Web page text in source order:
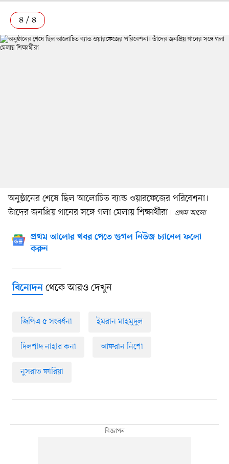
৪ / ৪
অনুষ্ঠানের শেষে ছিল আলোচিত ব্যান্ড ওয়ারফেজের পরিবেশনা।
তাঁদের জনপ্রিয় গানের সঙ্গে গলা মেলায় শিক্ষার্থীরা
প্রথম আলো
প্রথম আলোর খবর পেতে গুগল নিউজ চ্যানেল ফলো
করুন
বিনোদনথেকে আরও দেখুন
জিপিএ ৫ সংবর্ধনা ইমরান মাহমুদুল
দিলশাদ নাহার কনা আফরান নিশো
নুসরাত ফারিয়া